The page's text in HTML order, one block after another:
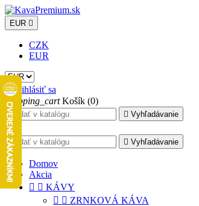
EUR 
CZK
EUR
 Prihlásiť sa
shopping_cart Košík (0)
 Vyhľadávanie

 Vyhľadávanie
Domov
Akcia
  KÁVY
  ZRNKOVÁ KÁVA